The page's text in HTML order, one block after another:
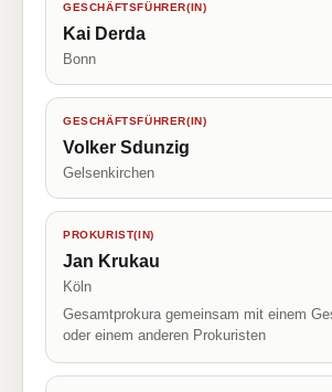
GESCHÄFTSFÜHRER(IN)
Kai Derda
Bonn
GESCHÄFTSFÜHRER(IN)
Volker Sdunzig
Gelsenkirchen
PROKURIST(IN)
Jan Krukau
Köln
Gesamtprokura gemeinsam mit einem
oder einem anderen Prokuristen